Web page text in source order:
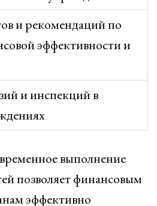
и рекомендаций по
эффективности и
и инспекций в
выполнение
позволяет финансовым
эффективно